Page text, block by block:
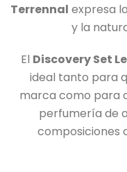
Terrennal expresa
y la
El Discovery Set
ideal tanto para
marca como para
perfumería de
composiciones